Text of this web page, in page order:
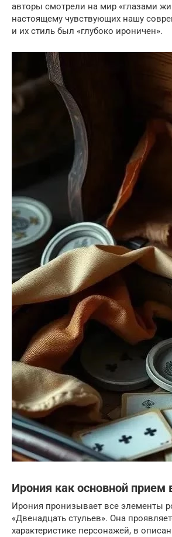
авторы смотрели на мир «глазами
настоящему чувствующих нашу
и их стиль был «глубоко ироничен».
Ирония как основной прием
Ирония пронизывает все элементы
«Двенадцать стульев». Она
характеристике персонажей, в